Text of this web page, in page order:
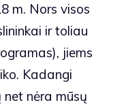
m. Nors visos
ir toliau
jiems
Kadangi
nėra mūsų